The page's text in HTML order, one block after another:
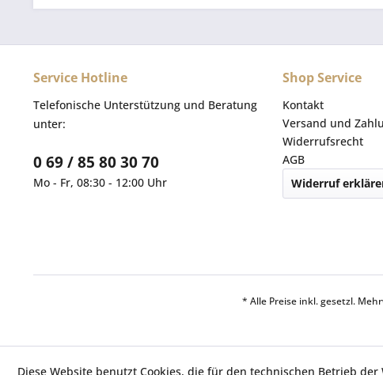
Service Hotline
Telefonische Unterstützung und Beratung
unter:
0 69 / 85 80 30 70
Mo - Fr, 08:30 - 12:00 Uhr
Shop Service
Kontakt
Versand und
Widerrufsrecht
AGB
Widerruf
* Alle Preise inkl. gesetzl.
Diese Website benutzt Cookies, die für den technischen Betrieb